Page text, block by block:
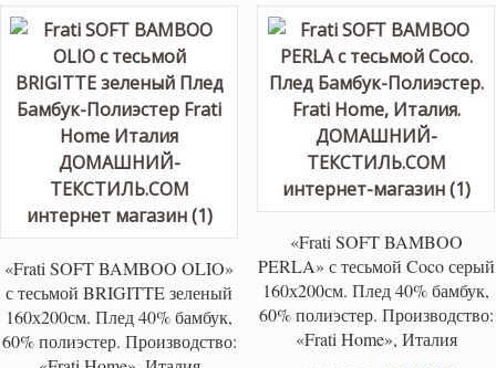
«Frati SOFT BAMBOO OLIO»
с тесьмой BRIGITTE зеленый
160х200см. Плед 40% бамбук,
60% полиэстер. Производство:
«Frati SOFT BAMBOO
PERLA» с тесьмой Coco серый
160х200см. Плед 40% бамбук,
60% полиэстер. Производство:
«Frati Home», Италия